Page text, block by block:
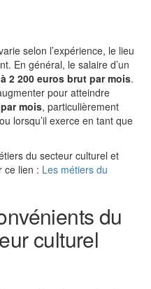
selon l’expérience, le lieu
En général, le salaire d’un
2 200 euros brut par mois.
pour atteindre
mois, particulièrement
lorsqu’il exerce en tant que
du secteur culturel et
ce lien : Les métiers du
du
culturel